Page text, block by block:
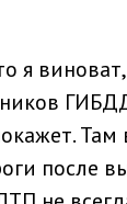
я
Там
после